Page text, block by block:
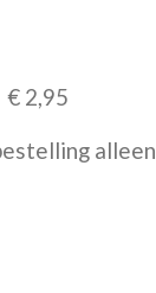
2,95
alleen